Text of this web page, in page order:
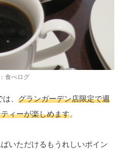
食べログ
、 グランガーデン店限定で週
ィーが楽しめます。
いただけるもうれしいポイン